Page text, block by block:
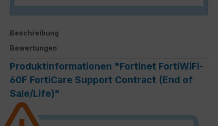
Beschreibung
Bewertungen
Produktinformationen "Fortinet FortiWiFi-
60F FortiCare Support Contract (End of
Sale/Life)"